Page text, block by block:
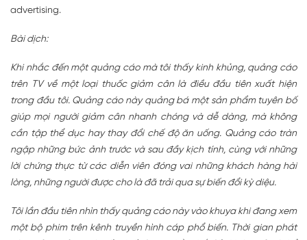
advertising.
Bài dịch:
Khi nhắc đến một quảng cáo mà tôi thấy kinh khủng, quảng cáo
trên TV về một loại thuốc giảm cân là điều đầu tiên xuất hiện
trong đầu tôi. Quảng cáo này quảng bá một sản phẩm tuyên bố
giúp mọi người giảm cân nhanh chóng và dễ dàng, mà không
cần tập thể dục hay thay đổi chế độ ăn uống. Quảng cáo tràn
ngập những bức ảnh trước và sau đầy kịch tính, cùng với những
lời chứng thực từ các diễn viên đóng vai những khách hàng hài
lòng, những người được cho là đã trải qua sự biến đổi kỳ diệu.
Tôi lần đầu tiên nhìn thấy quảng cáo này vào khuya khi đang xem
một bộ phim trên kênh truyền hình cáp phổ biến. Thời gian phát